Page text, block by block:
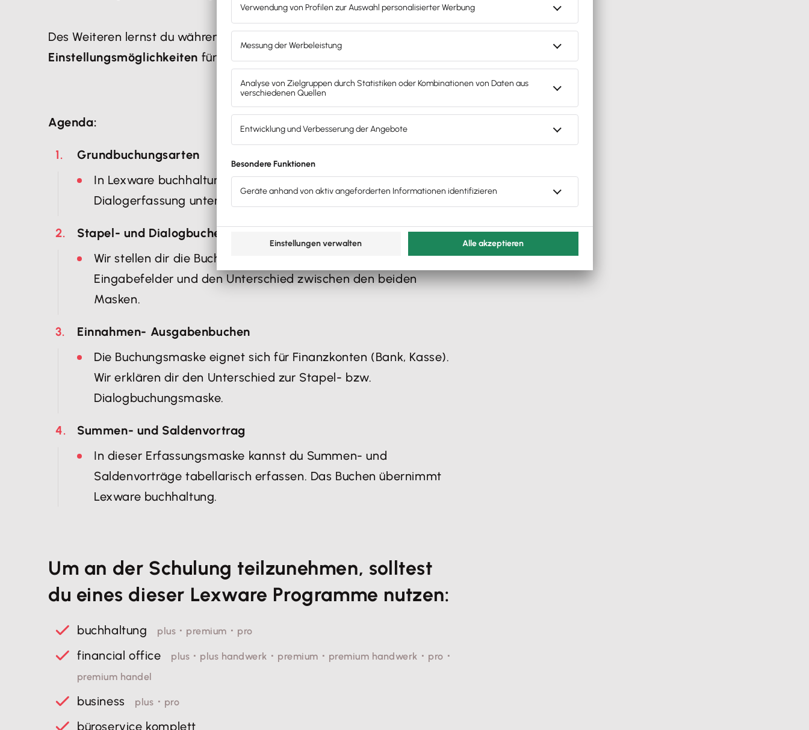
Des Weiteren lernst du während des Buchens die
Einstellungsmöglichkeiten für die jeweilige Buchungsmaske kennen.
Agenda:
Grundbuchungsarten
In Lexware buchhaltung wird zwischen Stapel- und
Dialogerfassung unterschieden. Wir erklären dir den Unterschied.
Stapel- und Dialogbuchen (AR, ER)
Wir stellen dir die Buchungsmasken vor, erklären dir die
Eingabefelder und den Unterschied zwischen den beiden
Masken.
Einnahmen- Ausgabenbuchen
Die Buchungsmaske eignet sich für Finanzkonten (Bank, Kasse).
Wir erklären dir den Unterschied zur Stapel- bzw.
Dialogbuchungsmaske.
Summen- und Saldenvortrag
In dieser Erfassungsmaske kannst du Summen- und
Saldenvorträge tabellarisch erfassen. Das Buchen übernimmt
Lexware buchhaltung.
Um an der Schulung teilzunehmen, solltest
du eines dieser Lexware Programme nutzen:
buchhaltung plus ･ premium ･ pro
financial office
plus ･ plus handwerk ･ premium ･ premium handwerk ･ pro ･
premium handel
business plus ･ pro
büroservice komplett